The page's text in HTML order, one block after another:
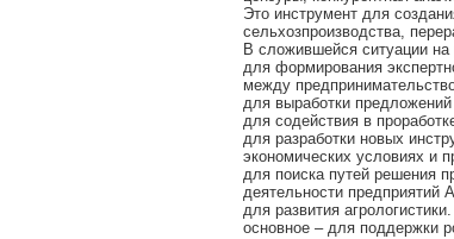
Это инструмент для
сельхозпроизводства,
В сложившейся ситуации на
для формирования
между
для выработки
для содействия в
для разработки новых
экономических условиях и
для поиска путей решения
деятельности предприятий
для развития агрологистики.
основное – для поддержки